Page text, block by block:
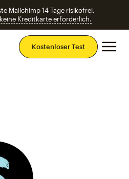
Mailchimp 14 Tage risikofrei.
Kreditkarte erforderlich.
Kostenloser Test